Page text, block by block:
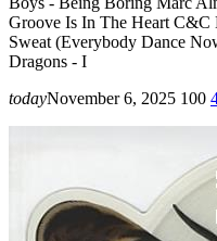
Groove Is In The Heart C&C
Sweat (Everybody Dance
Dragons - I
todayNovember 6, 2025 100